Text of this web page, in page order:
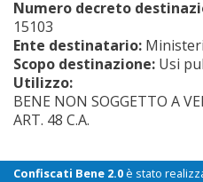
Numero decreto
15103
Ente destinatario: Ministeri
Scopo destinazione: Usi
Utilizzo:
BENE NON SOGGETTO A
ART. 48 C.A.
Confiscati Bene 2.0è stato